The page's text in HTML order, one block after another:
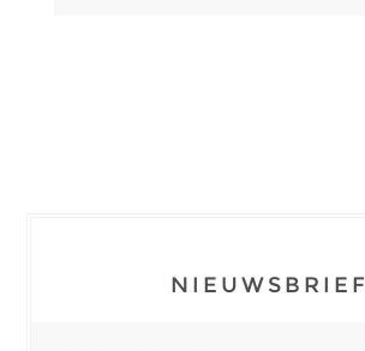
NIEUWSBRIEF